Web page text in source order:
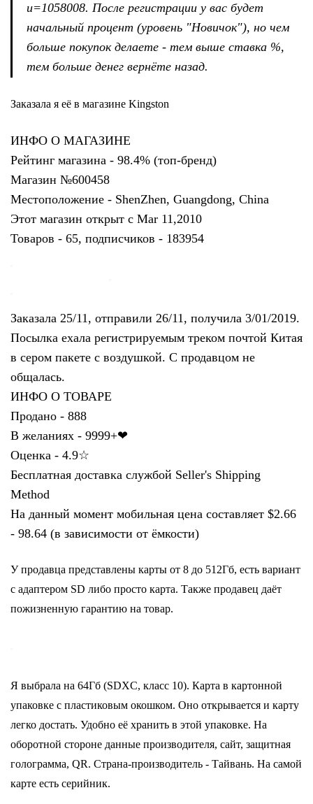
u=1058008. После регистрации у вас будет
начальный процент (уровень "Новичок"), но чем
больше покупок делаете - тем выше ставка %,
тем больше денег вернёте назад.
Заказала я её в магазине Kingston
ИНФО О МАГАЗИНЕ
Рейтинг магазина - 98.4% (топ-бренд)
Магазин №600458
Местоположение - ShenZhen, Guangdong, China
Этот магазин открыт с Mar 11,2010
Товаров - 65, подписчиков - 183954
Заказала 25/11, отправили 26/11, получила 3/01/2019.
Посылка ехала регистрируемым треком почтой Китая
в сером пакете с воздушкой. С продавцом не
общалась.
ИНФО О ТОВАРЕ
Продано - 888
В желаниях - 9999+❤
Оценка - 4.9☆
Бесплатная доставка службой Seller's Shipping
Method
На данный момент мобильная цена составляет $2.66
- 98.64 (в зависимости от ёмкости)
У продавца представлены карты от 8 до 512Гб, есть вариант
с адаптером SD либо просто карта. Также продавец даёт
пожизненную гарантию на товар.
Я выбрала на 64Гб (SDXC, класс 10). Карта в картонной
упаковке с пластиковым окошком. Оно открывается и карту
легко достать. Удобно её хранить в этой упаковке. На
оборотной стороне данные производителя, сайт, защитная
голограмма, QR. Страна-производитель - Тайвань. На самой
карте есть серийник.